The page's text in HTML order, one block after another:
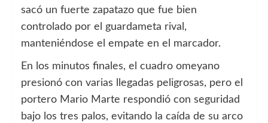
sacó un fuerte zapatazo que fue bien
controlado por el guardameta rival,
manteniéndose el empate en el marcador.
En los minutos finales, el cuadro omeyano
presionó con varias llegadas peligrosas, pero el
portero Mario Marte respondió con seguridad
bajo los tres palos, evitando la caída de su arco